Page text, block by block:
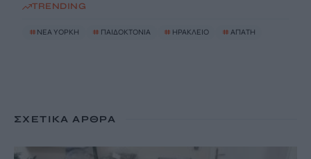
TRENDING
# ΝΈΑ ΥΌΡΚΗ # ΠΑΙΔΟΚΤΟΝΙΑ # ΗΡΑΚΛΕΙΟ # ΑΠΑΤΗ
ΣΧΕΤΙΚΆ ΆΡΘΡΑ